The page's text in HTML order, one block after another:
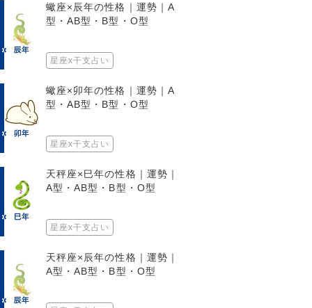
蠍座×辰年の性格｜運勢｜A
型・AB型・B型・O型
星座x干支占い
蠍座×卯年の性格｜運勢｜A
型・AB型・B型・O型
星座x干支占い
天秤座×巳年の性格｜運勢｜
A型・AB型・B型・O型
星座x干支占い
天秤座×辰年の性格｜運勢｜
A型・AB型・B型・O型